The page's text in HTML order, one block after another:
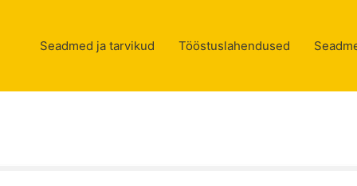
Seadmed ja tarvikud Tööstuslahendused